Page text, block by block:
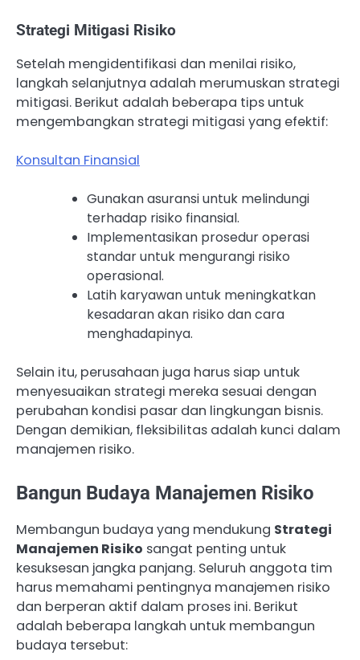
Strategi Mitigasi Risiko
Setelah mengidentifikasi dan menilai risiko,
langkah selanjutnya adalah merumuskan strategi
mitigasi. Berikut adalah beberapa tips untuk
mengembangkan strategi mitigasi yang efektif:
Konsultan Finansial
Gunakan asuransi untuk melindungi
terhadap risiko finansial.
Implementasikan prosedur operasi
standar untuk mengurangi risiko
operasional.
Latih karyawan untuk meningkatkan
kesadaran akan risiko dan cara
menghadapinya.
Selain itu, perusahaan juga harus siap untuk
menyesuaikan strategi mereka sesuai dengan
perubahan kondisi pasar dan lingkungan bisnis.
Dengan demikian, fleksibilitas adalah kunci dalam
manajemen risiko.
Bangun Budaya Manajemen Risiko
Membangun budaya yang mendukung Strategi
Manajemen Risiko sangat penting untuk
kesuksesan jangka panjang. Seluruh anggota tim
harus memahami pentingnya manajemen risiko
dan berperan aktif dalam proses ini. Berikut
adalah beberapa langkah untuk membangun
budaya tersebut: